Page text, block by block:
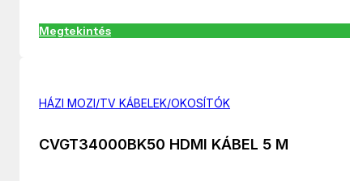
Megtekintés
HÁZI MOZI/TV KÁBELEK/OKOSÍTÓK
CVGT34000BK50 HDMI KÁBEL 5 M